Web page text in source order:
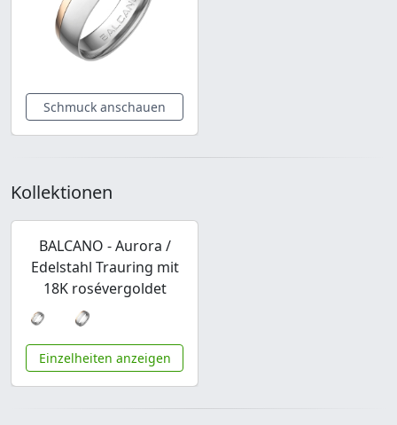
Schmuck anschauen
Kollektionen
BALCANO - Aurora /
Edelstahl Trauring mit
18K rosévergoldet
Einzelheiten anzeigen